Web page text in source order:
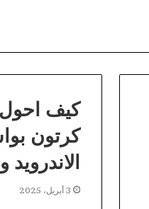
كيف
كرتون
الاندرويد
3 أبريل، 2025